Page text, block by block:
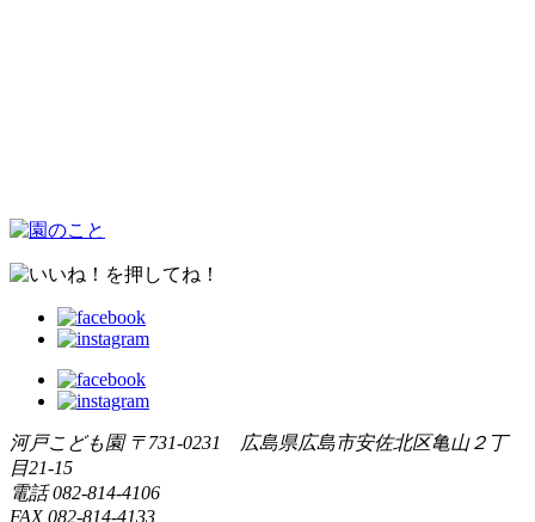
河戸こども園〒731-0231 広島県広島市安佐北区亀山２丁
目21-15
電話082-814-4106
FAX082-814-4133